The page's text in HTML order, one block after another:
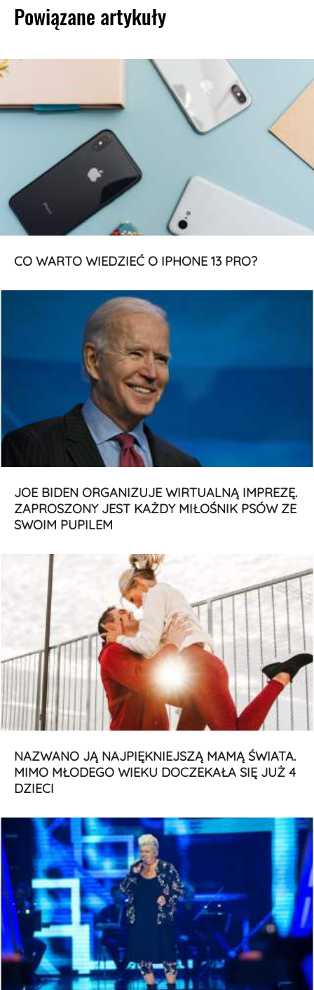
Powiązane artykuły
CO WARTO WIEDZIEĆ O IPHONE 13 PRO?
JOE BIDEN ORGANIZUJE WIRTUALNĄ IMPREZĘ.
ZAPROSZONY JEST KAŻDY MIŁOŚNIK PSÓW ZE
SWOIM PUPILEM
NAZWANO JĄ NAJPIĘKNIEJSZĄ MAMĄ ŚWIATA.
MIMO MŁODEGO WIEKU DOCZEKAŁA SIĘ JUŻ 4
DZIECI